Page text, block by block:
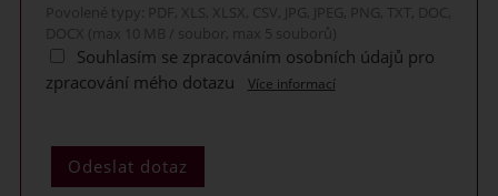
Povolené typy: PDF, XLS, XLSX, CSV, JPG, JPEG, PNG, TXT, DOC,
DOCX (max 10 MB / soubor, max 5 souborů)
Souhlasím se zpracováním osobních údajů pro
zpracování mého dotazu
Více informací